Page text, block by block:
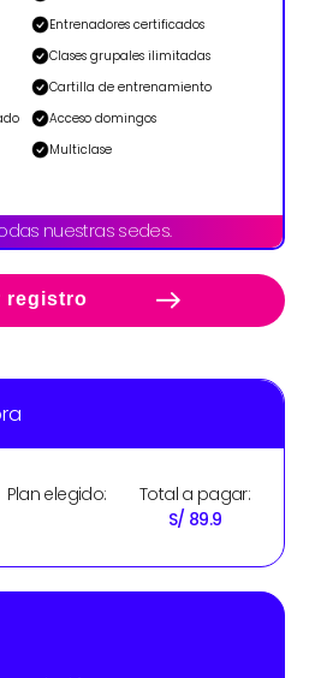
Entrenadores certificados
Clases grupales ilimitadas
Cartilla de entrenamiento
Acceso domingos
Multiclase
nuestras sedes.
registro
Plan elegido:
Total a pagar:
S/ 89.9